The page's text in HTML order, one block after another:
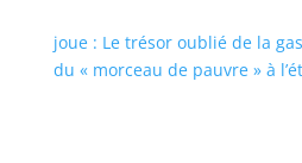
joue : Le trésor oublié de la
du « morceau de pauvre » à